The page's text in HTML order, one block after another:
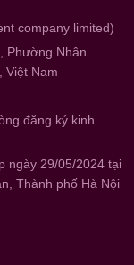
company limited)
Phường Nhân
Việt Nam
đăng ký kinh
ngày 29/05/2024 tại
Thành phố Hà Nội